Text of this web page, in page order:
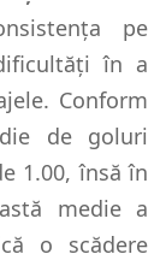
pe
în a
Conform
de goluri
1.00, însă în
medie a
o scădere